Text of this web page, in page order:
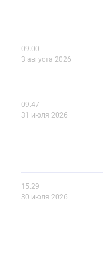
09.00
3 августа 2026
09.47
31 июля 2026
15.29
30 июля 2026